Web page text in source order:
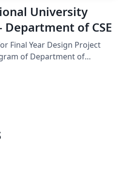
University
Department of CSE
Final Year Design Project
of Department of
of United